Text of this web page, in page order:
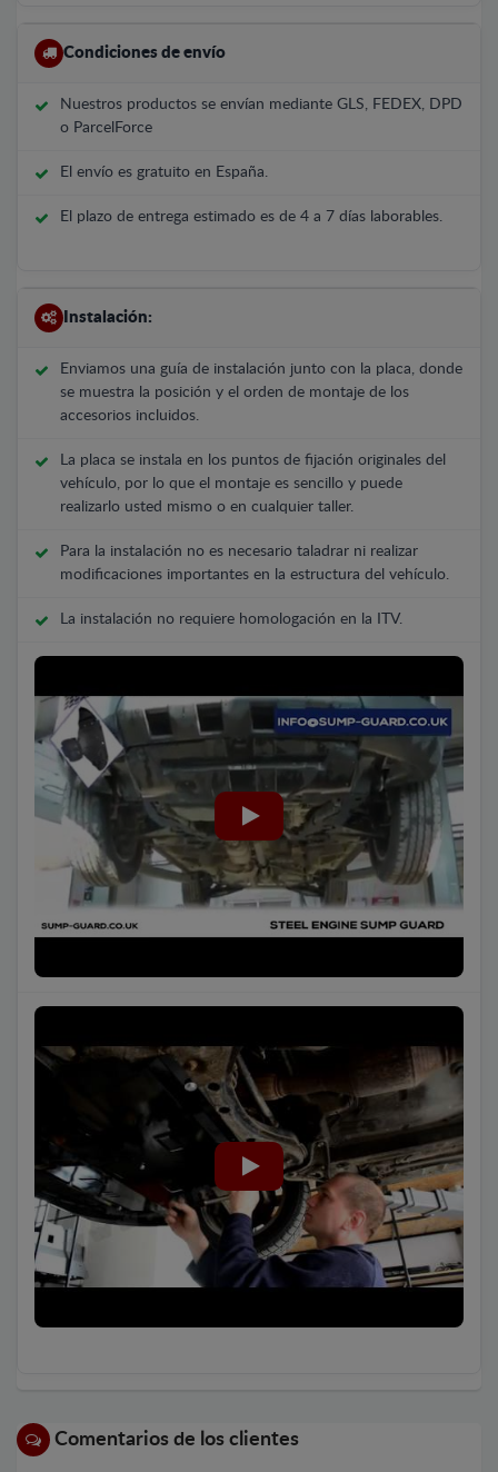
Condiciones de envío
Nuestros productos se envían mediante GLS, FEDEX, DPD
o ParcelForce
El envío es gratuito en España.
El plazo de entrega estimado es de 4 a 7 días laborables.
Instalación:
Enviamos una guía de instalación junto con la placa, donde
se muestra la posición y el orden de montaje de los
accesorios incluidos.
La placa se instala en los puntos de fijación originales del
vehículo, por lo que el montaje es sencillo y puede
realizarlo usted mismo o en cualquier taller.
Para la instalación no es necesario taladrar ni realizar
modificaciones importantes en la estructura del vehículo.
La instalación no requiere homologación en la ITV.
Comentarios de los clientes